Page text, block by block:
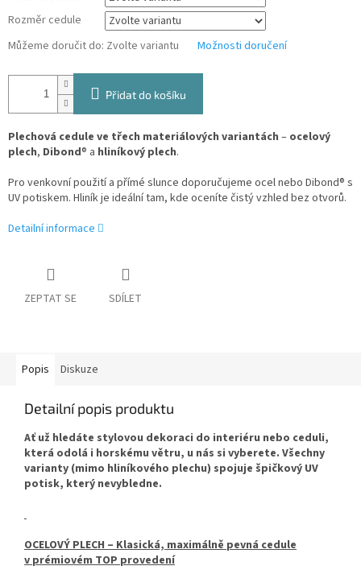
Rozměr cedule
Můžeme doručit do: Zvolte variantu Možnosti doručení
Přidat do košíku
Plechová cedule ve třech materiálových variantách – ocelový
plech, Dibond® a hliníkový plech.
Pro venkovní použití a přímé slunce doporučujeme ocel nebo Dibond® s
UV potiskem. Hliník je ideální tam, kde oceníte čistý vzhled bez otvorů.
Detailní informace
ZEPTAT SE SDÍLET
Popis Diskuze
Detailní popis produktu
Ať už hledáte stylovou dekoraci do interiéru nebo ceduli,
která odolá i horskému větru, u nás si vyberete. Všechny
varianty (mimo hliníkového plechu) spojuje špičkový UV
potisk, který nevybledne.
OCELOVÝ PLECH – Klasická, maximálně pevná cedule
v prémiovém TOP provedení